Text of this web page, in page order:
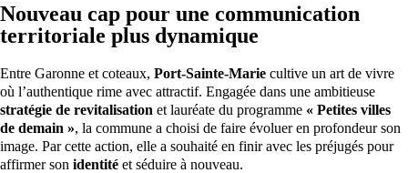
Nouveau cap pour une communication
territoriale plus dynamique
Entre Garonne et coteaux, Port-Sainte-Marie cultive un art de vivre
où l’authentique rime avec attractif. Engagée dans une ambitieuse
stratégie de revitalisation et lauréate du programme « Petites villes
de demain », la commune a choisi de faire évoluer en profondeur son
image. Par cette action, elle a souhaité en finir avec les préjugés pour
affirmer son identité et séduire à nouveau.